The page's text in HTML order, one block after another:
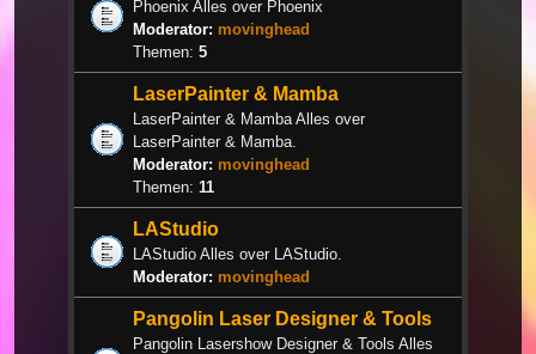
Phoenix Alles over Phoenix
Moderator: movinghead
Themen: 5
LaserPainter & Mamba
LaserPainter & Mamba Alles over
LaserPainter & Mamba.
Moderator: movinghead
Themen: 11
LAStudio
LAStudio Alles over LAStudio.
Moderator: movinghead
Pangolin Laser Designer & Tools
Pangolin Lasershow Designer & Tools Alles